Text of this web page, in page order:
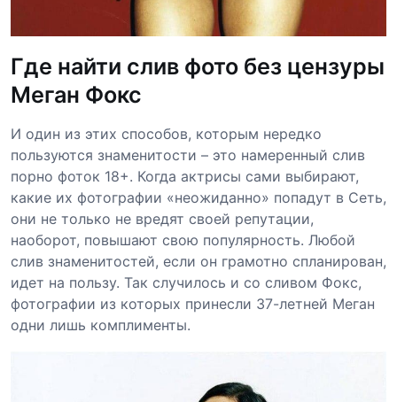
Где найти слив фото без цензуры
Меган Фокс
И один из этих способов, которым нередко
пользуются знаменитости – это намеренный слив
порно фоток 18+. Когда актрисы сами выбирают,
какие их фотографии «неожиданно» попадут в Сеть,
они не только не вредят своей репутации,
наоборот, повышают свою популярность. Любой
слив знаменитостей, если он грамотно спланирован,
идет на пользу. Так случилось и со сливом Фокс,
фотографии из которых принесли 37-летней Меган
одни лишь комплименты.